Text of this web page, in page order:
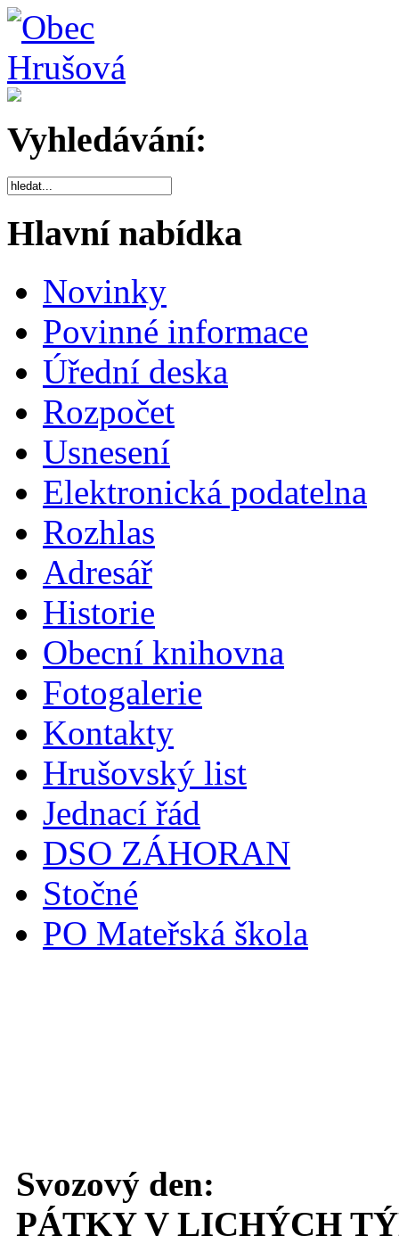
Vyhledávání:
Hlavní nabídka
Novinky
Povinné informace
Úřední deska
Rozpočet
Usnesení
Elektronická podatelna
Rozhlas
Adresář
Historie
Obecní knihovna
Fotogalerie
Kontakty
Hrušovský list
Jednací řád
DSO ZÁHORAN
Stočné
PO Mateřská škola
Svozový den:
PÁTKY V LICHÝCH